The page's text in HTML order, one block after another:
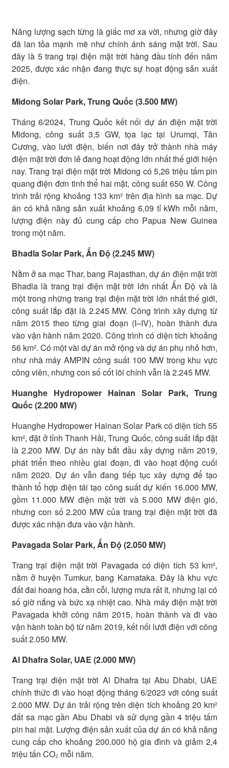
Năng lượng sạch từng là giấc mơ xa vời, nhưng giờ đây
đã lan tỏa mạnh mẽ như chính ánh sáng mặt trời. Sau
đây là 5 trang trại điện mặt trời hàng đầu tính đến năm
2025, được xác nhận đang thực sự hoạt động sản xuất
điện.
Midong Solar Park, Trung Quốc (3.500 MW)
Tháng 6/2024, Trung Quốc kết nối dự án điện mặt trời
Midong, công suất 3,5 GW, tọa lạc tại Urumqi, Tân
Cương, vào lưới điện, biến nơi đây trở thành nhà máy
điện mặt trời đơn lẻ đang hoạt động lớn nhất thế giới hiện
nay. Trang trại điện mặt trời Midong có 5,26 triệu tấm pin
quang điện đơn tinh thể hai mặt, công suất 650 W. Công
trình trải rộng khoảng 133 km² trên địa hình sa mạc. Dự
án có khả năng sản xuất khoảng 6,09 tỉ kWh mỗi năm,
lượng điện này đủ cung cấp cho Papua New Guinea
trong một năm.
Bhadla Solar Park, Ấn Độ (2.245 MW)
Nằm ở sa mạc Thar, bang Rajasthan, dự án điện mặt trời
Bhadla là trang trại điện mặt trời lớn nhất Ấn Độ và là
một trong những trang trại điện mặt trời lớn nhất thế giới,
công suất lắp đặt là 2.245 MW. Công trình xây dựng từ
năm 2015 theo từng giai đoạn (I–IV), hoàn thành đưa
vào vận hành năm 2020. Công trình có diện tích khoảng
56 km². Có một vài dự án mở rộng và dự án phụ nhỏ hơn,
như nhà máy AMPIN công suất 100 MW trong khu vực
công viên, nhưng con số cốt lõi chính vẫn là 2.245 MW.
Huanghe Hydropower Hainan Solar Park, Trung
Quốc (2.200 MW)
Huanghe Hydropower Hainan Solar Park có diện tích 55
km², đặt ở tỉnh Thanh Hải, Trung Quốc, công suất lắp đặt
là 2.200 MW. Dự án này bắt đầu xây dựng năm 2019,
phát triển theo nhiều giai đoạn, đi vào hoạt động cuối
năm 2020. Dự án vẫn đang tiếp tục xây dựng để tạo
thành tổ hợp điện tái tạo công suất dự kiến 16.000 MW,
gồm 11.000 MW điện mặt trời và 5.000 MW điện gió,
nhưng con số 2.200 MW của trang trại điện mặt trời đã
được xác nhận đưa vào vận hành.
Pavagada Solar Park, Ấn Độ (2.050 MW)
Trang trại điện mặt trời Pavagada có diện tích 53 km²,
nằm ở huyện Tumkur, bang Karnataka. Đây là khu vực
đất đai hoang hóa, cằn cỗi, lượng mưa rất ít, nhưng lại có
số giờ nắng và bức xạ nhiệt cao. Nhà máy điện mặt trời
Pavagada khởi công năm 2015, hoàn thành và đi vào
vận hành toàn bộ từ năm 2019, kết nối lưới điện với công
suất 2.050 MW.
Al Dhafra Solar, UAE (2.000 MW)
Trang trại điện mặt trời Al Dhafra tại Abu Dhabi, UAE
chính thức đi vào hoạt động tháng 6/2023 với công suất
2.000 MW. Dự án trải rộng trên diện tích khoảng 20 km²
đất sa mạc gần Abu Dhabi và sử dụng gần 4 triệu tấm
pin hai mặt. Lượng điện sản xuất của dự án có khả năng
cung cấp cho khoảng 200.000 hộ gia đình và giảm 2,4
triệu tấn CO₂ mỗi năm.